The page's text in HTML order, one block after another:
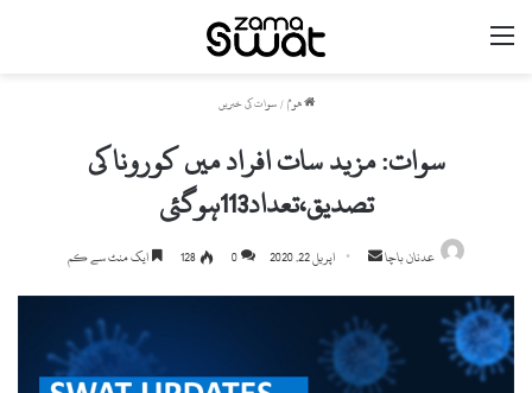
مینو
ھوم / سوات کی خبریں
سوات: مزید سات افراد میں کورونا کی
تصدیق،تعداد113ہوگئی
عدنان باچا
Send
email
اپریل 22, 2020 0
128 ایک منٹ سے کم